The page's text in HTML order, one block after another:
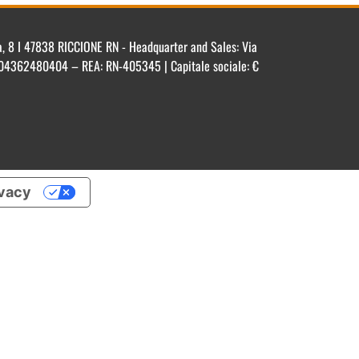
I 47838 RICCIONE RN - Headquarter and Sales: Via
04362480404 – REA: RN-405345 | Capitale sociale: €